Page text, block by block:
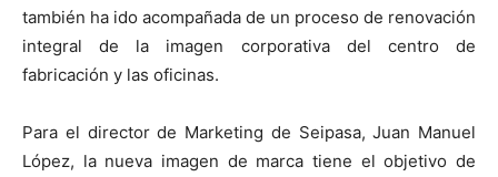
también ha ido acompañada de un proceso de renovación
integral de la imagen corporativa del centro de
fabricación y las oficinas.
Para el director de Marketing de Seipasa, Juan Manuel
López, la nueva imagen de marca tiene el objetivo de